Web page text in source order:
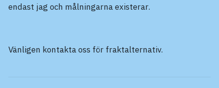
endast jag och målningarna existerar.
Vänligen kontakta oss för fraktalternativ.